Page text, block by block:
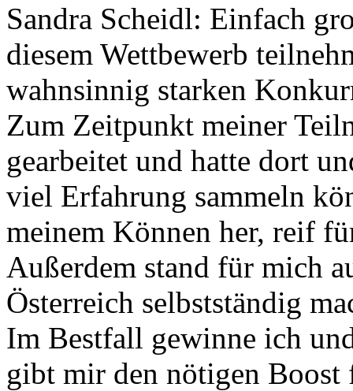
Sandra Scheidl: Einfach
diesem Wettbewerb
wahnsinnig starken
Zum Zeitpunkt meiner
gearbeitet und hatte dort
viel Erfahrung sammeln
meinem Können her, reif
Außerdem stand für mich
Österreich selbstständig
Im Bestfall gewinne ich
gibt mir den nötigen